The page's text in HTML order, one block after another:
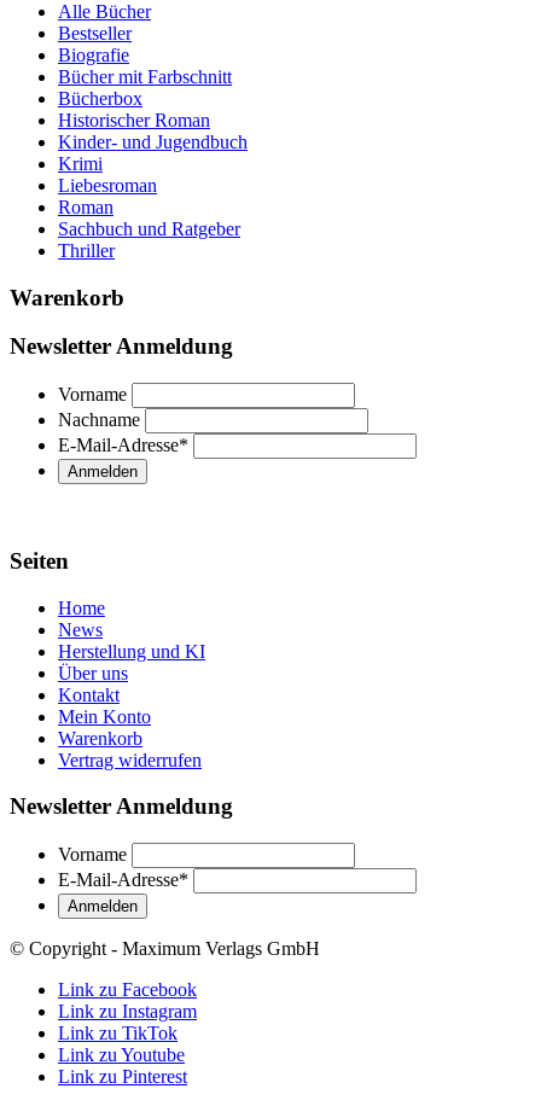
Alle Bücher
Bestseller
Biografie
Bücher mit Farbschnitt
Bücherbox
Historischer Roman
Kinder- und Jugendbuch
Krimi
Liebesroman
Roman
Sachbuch und Ratgeber
Thriller
Warenkorb
Newsletter Anmeldung
Vorname
Nachname
E-Mail-Adresse*
Seiten
Home
News
Herstellung und KI
Über uns
Kontakt
Mein Konto
Warenkorb
Vertrag widerrufen
Newsletter Anmeldung
Vorname
E-Mail-Adresse*
© Copyright - Maximum Verlags GmbH
Link zu Facebook
Link zu Instagram
Link zu TikTok
Link zu Youtube
Link zu Pinterest